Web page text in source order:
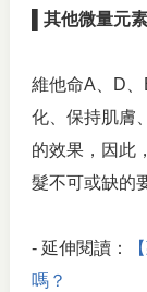
▌其他微量元素
維他命A、D
化、保持肌膚
的效果，因此
髮不可或缺的
- 延伸閱讀：
嗎？